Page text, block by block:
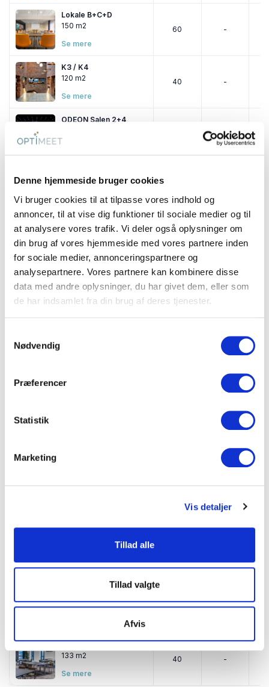
Denne hjemmeside bruger cookies
Vi bruger cookies til at tilpasse vores indhold og
annoncer, til at vise dig funktioner til sociale medier og til
at analysere vores trafik. Vi deler også oplysninger om
din brug af vores hjemmeside med vores partnere inden
for sociale medier, annonceringspartnere og
analysepartnere. Vores partnere kan kombinere disse
data med andre oplysninger, du har givet dem, eller som
de har indsamlet fra din brug af deres tjenester.
Nødvendig
Præferencer
Statistik
Marketing
Vis detaljer
Tillad alle
Tillad valgte
Afvis
Lokale B+C+D
150 m2
Se mere
60 -
K3 / K4
120 m2
Se mere
40 -
ODEON Salen 2+4
540
68 m2
Se mere
ODEON 106
Se mere
-
ODEON 105+106
142 m2
Se mere
40 -
ODEON 108
-
ODEON 200
Se mere
23 m2
8 -
ODEON 207
133 m2
Se mere
40 -